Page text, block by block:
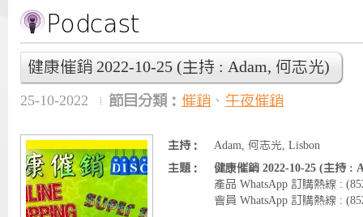
健康催銷 2022-10-25 (主持 : Adam, 何志光)
25-10-2022 節目分類： 催銷 、 午夜催銷
主持：
Adam, 何志光, Lisbon
主題：
健康催銷 2022-10-25 (主持 :
產品 WhatsApp 訂購熱線 :
會員 WhatsApp 訂購熱線 :